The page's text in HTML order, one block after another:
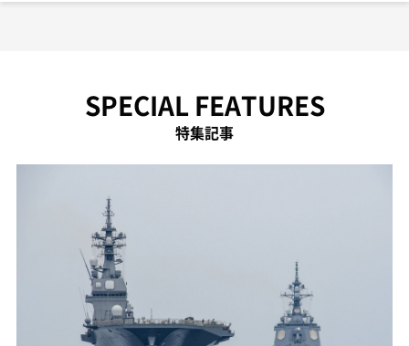
SPECIAL FEATURES
特集記事